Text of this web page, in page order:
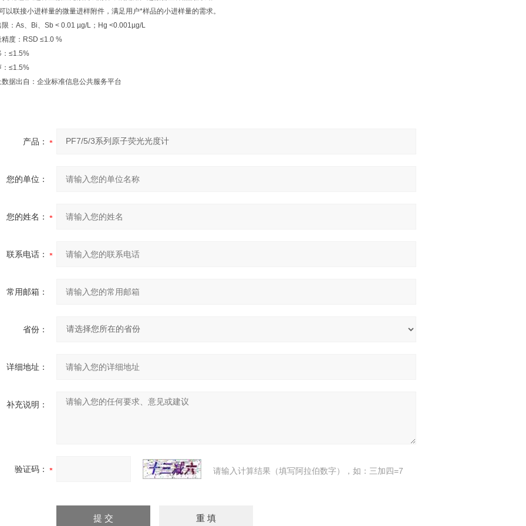
以联接小进样量的微量进样附件，满足用户*样品的小进样量的需求。
限：As、Bi、Sb < 0.01 µg/L；Hg <0.001µg/L
精度：RSD ≤1.0 %
：≤1.5%
：≤1.5%
数据出自：企业标准信息公共服务平台
产品：
您的单位：
您的姓名：
联系电话：
常用邮箱：
省份：
详细地址：
补充说明：
验证码： 请输入计算结果（填写阿拉伯数字），如：三加四=7